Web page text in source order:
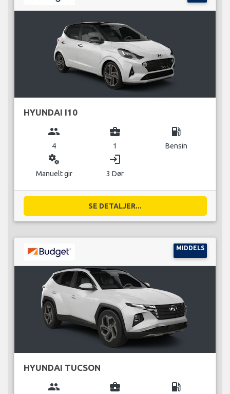
HYUNDAI I10
group
4
business_center
1
local_gas_station
Bensin
miscellaneous_services
Manuelt gir
login
3 Dør
SE DETALJER...
MIDDELS
HYUNDAI TUCSON
group business_center local_gas_station